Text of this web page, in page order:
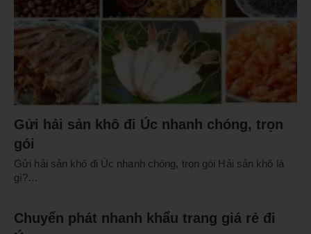
Gửi hải sản khô đi Úc nhanh chóng, trọn
gói
Gửi hải sản khô đi Úc nhanh chóng, trọn gói Hải sản khô là
gì?…
Chuyển phát nhanh khẩu trang giá rẻ đi